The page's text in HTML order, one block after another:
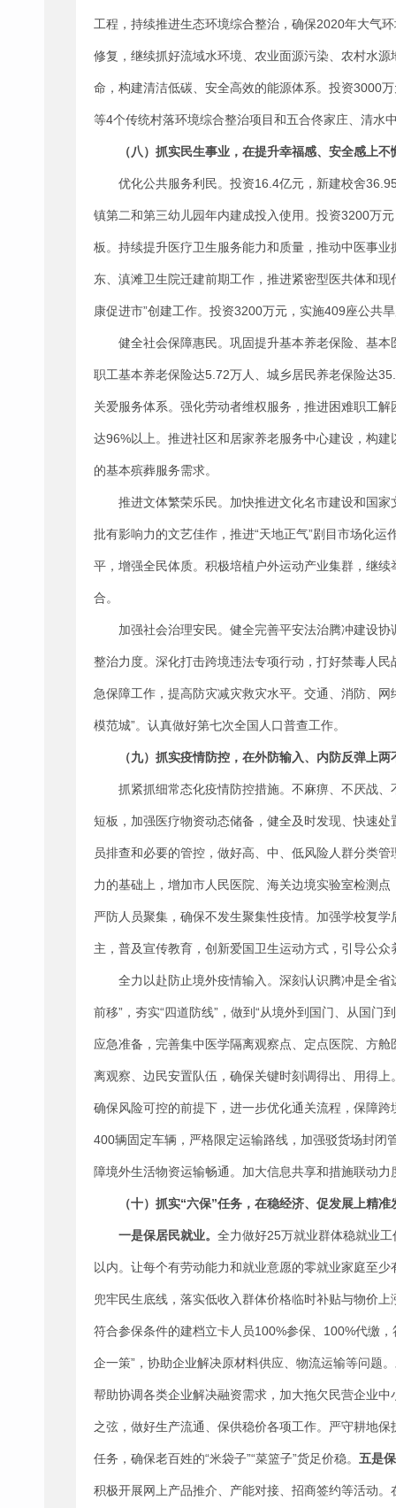
工程，持续推进生态环境综合整治，确保2020年大气
修复，继续抓好流域水环境、农业面源污染、农村水
命，构建清洁低碳、安全高效的能源体系。投资3000
等4个传统村落环境综合整治项目和五合佟家庄、清水
（八）抓实民生事业，在提升幸福感、安全感上不
优化公共服务利民。投资16.4亿元，新建校舍
镇第二和第三幼儿园年内建成投入使用。投资3200万
板。持续提升医疗卫生服务能力和质量，推动中医事
东、滇滩卫生院迁建前期工作，推进紧密型医共体和
康促进市”创建工作。投资3200万元，实施409座公共
健全社会保障惠民。巩固提升基本养老保险、基
职工基本养老保险达5.72万人、城乡居民养老保险达
关爱服务体系。强化劳动者维权服务，推进困难职工
达96%以上。推进社区和居家养老服务中心建设，构
的基本殡葬服务需求。
推进文体繁荣乐民。加快推进文化名市建设和国
批有影响力的文艺佳作，推进“天地正气”剧目市场化
平，增强全民体质。积极培植户外运动产业集群，继
合。
加强社会治理安民。健全完善平安法治腾冲建设
整治力度。深化打击跨境违法专项行动，打好禁毒人
急保障工作，提高防灾减灾救灾水平。交通、消防、
模范城”。认真做好第七次全国人口普查工作。
（九）抓实疫情防控，在外防输入、内防反弹上两
抓紧抓细常态化疫情防控措施。不麻痹、不厌战
短板，加强医疗物资动态储备，健全及时发现、快速
员排查和必要的管控，做好高、中、低风险人群分类
力的基础上，增加市人民医院、海关边境实验室检测
严防人员聚集，确保不发生聚集性疫情。加强学校复
主，普及宣传教育，创新爱国卫生运动方式，引导公
全力以赴防止境外疫情输入。深刻认识腾冲是全
前移”，夯实“四道防线”，做到“从境外到国门、从国
应急准备，完善集中医学隔离观察点、定点医院、方
离观察、边民安置队伍，确保关键时刻调得出、用得
确保风险可控的前提下，进一步优化通关流程，保障
400辆固定车辆，严格限定运输路线，加强驳货场封闭
障境外生活物资运输畅通。加大信息共享和措施联动
（十）抓实“六保”任务，在稳经济、促发展上精准
一是保居民就业。 全力做好25万就业群体稳就业
以内。让每个有劳动能力和就业意愿的零就业家庭至
兜牢民生底线，落实低收入群体价格临时补贴与物价
符合参保条件的建档立卡人员100%参保、100%代缴
企一策”，协助企业解决原材料供应、物流运输等问题
帮助协调各类企业解决融资需求，加大拖欠民营企业
之弦，做好生产流通、保供稳价各项工作。严守耕地
任务，确保老百姓的“米袋子”“菜篮子”货足价稳。 五是
积极开展网上产品推介、产能对接、招商签约等活动